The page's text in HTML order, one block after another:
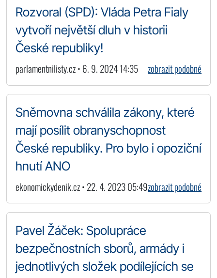
Rozvoral (SPD): Vláda Petra Fialy
vytvoří největší dluh v historii
České republiky!
parlamentnilisty.cz • 6. 9. 2024 14:35 zobrazit podobné
Sněmovna schválila zákony, které
mají posílit obranyschopnost
České republiky. Pro bylo i opoziční
hnutí ANO
ekonomickydenik.cz • 22. 4. 2023 05:49zobrazit podobné
Pavel Žáček: Spolupráce
bezpečnostních sborů, armády i
jednotlivých složek podílejících se